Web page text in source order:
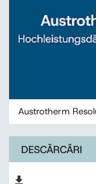
Austrotherm
DESCĂRCĂRI